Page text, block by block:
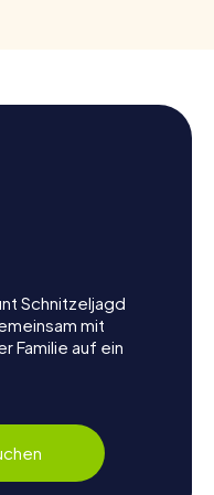
Schnitzeljagd
mit
Familie auf ein